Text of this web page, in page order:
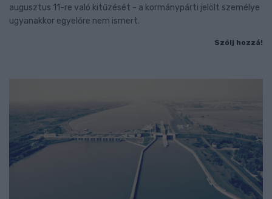
augusztus 11-re való kitűzését - a kormánypárti jelölt személye
ugyanakkor egyelőre nem ismert.
Szólj hozzá!